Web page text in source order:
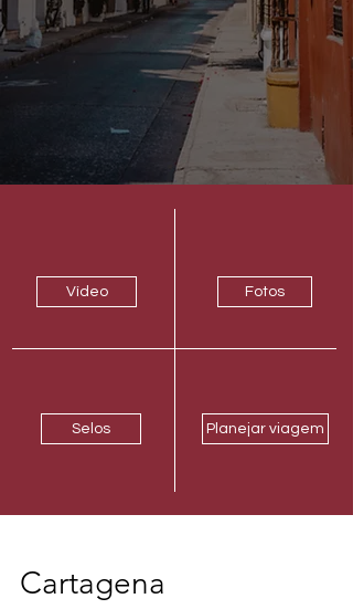
Vídeo Fotos
Selos Planejar viagem
Cartagena